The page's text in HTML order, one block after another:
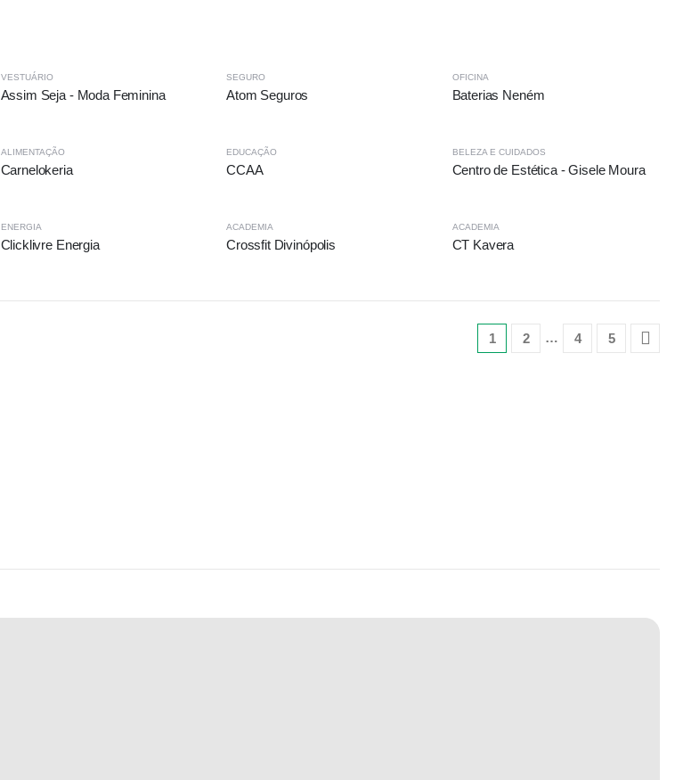
VESTUÁRIO
Assim Seja - Moda Feminina
SEGURO
Atom Seguros
OFICINA
Baterias Neném
ALIMENTAÇÃO
Carnelokeria
EDUCAÇÃO
CCAA
BELEZA E CUIDADOS
Centro de Estética - Gisele Moura
ENERGIA
Clicklivre Energia
ACADEMIA
Crossfit Divinópolis
ACADEMIA
CT Kavera
1 2 … 4 5